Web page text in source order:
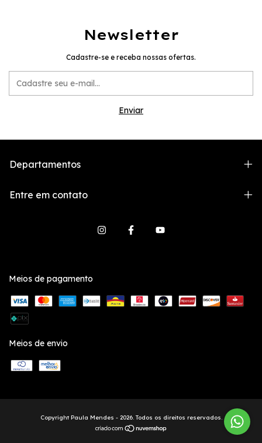
Newsletter
Cadastre-se e receba nossas ofertas.
Departamentos
Entre em contato
Meios de pagamento
Meios de envio
Copyright Paula Mendes - 2026. Todos os direitos reservados.